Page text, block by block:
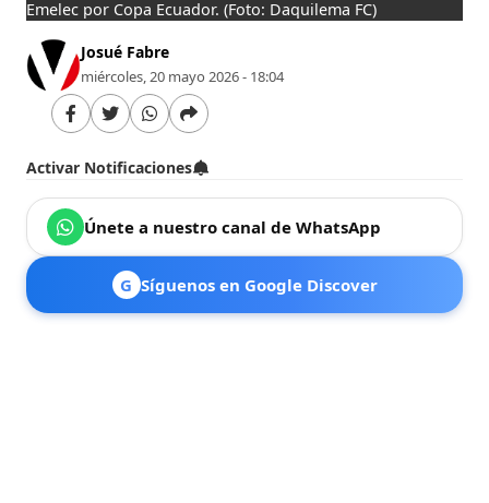
Emelec por Copa Ecuador. (Foto: Daquilema FC)
Josué Fabre
miércoles, 20 mayo 2026 - 18:04
Activar Notificaciones
Únete a nuestro canal de WhatsApp
G Síguenos en Google Discover